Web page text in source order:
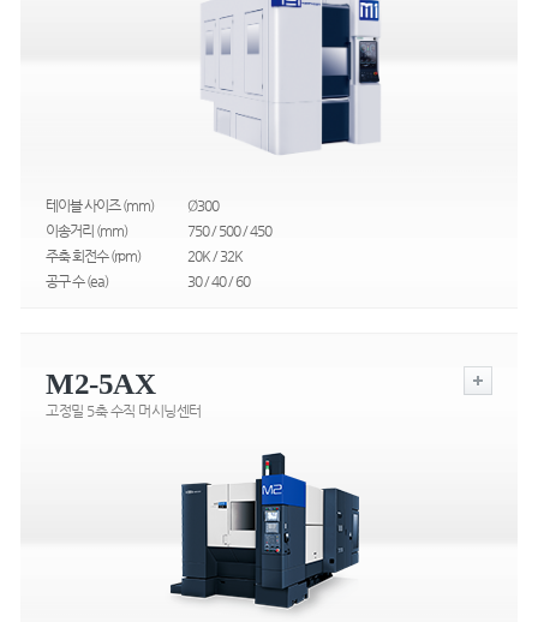
테이블 사이즈 (mm)
Ø300
이송거리 (mm)
750 / 500 / 450
주축 회전수 (rpm)
20K / 32K
공구 수 (ea)
30 / 40 / 60
M2-5AX
고정밀 5축 수직 머시닝센터